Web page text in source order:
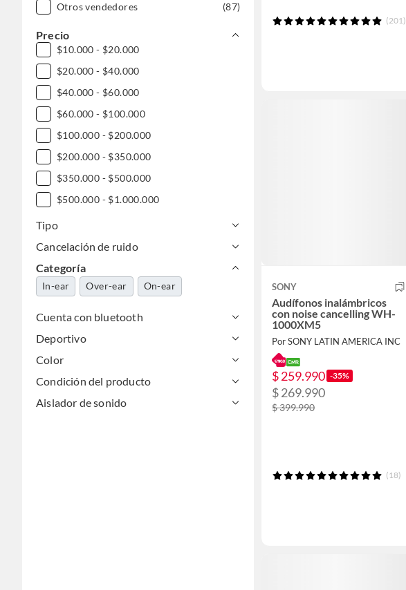
Otros vendedores (87)
Precio
$10.000 - $20.000
$20.000 - $40.000
$40.000 - $60.000
$60.000 - $100.000
$100.000 - $200.000
$200.000 - $350.000
$350.000 - $500.000
$500.000 - $1.000.000
Tipo
Cancelación de ruido
Categoría
In-ear Over-ear On-ear
Cuenta con bluetooth
Deportivo
Color
Condición del producto
Aislador de sonido
(201)
SONY
Audífonos inalámbricos
con noise cancelling WH-
1000XM5
Por SONY LATIN AMERICA INC
$ 259.990 -35%
$ 269.990
$ 399.990
(18)